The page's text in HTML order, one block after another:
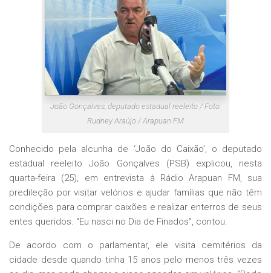
João Gonçalves, deputado estadual reeleito / Foto:
Rudney Araújo / Arapuan FM
Conhecido pela alcunha de ‘João do Caixão’, o deputado
estadual reeleito João Gonçalves (PSB) explicou, nesta
quarta-feira (25), em entrevista à Rádio Arapuan FM, sua
predileção por visitar velórios e ajudar famílias que não têm
condições para comprar caixões e realizar enterros de seus
entes queridos. “Eu nasci no Dia de Finados”, contou.
De acordo com o parlamentar, ele visita cemitérios da
cidade desde quando tinha 15 anos pelo menos três vezes